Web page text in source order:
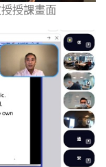
授課畫面